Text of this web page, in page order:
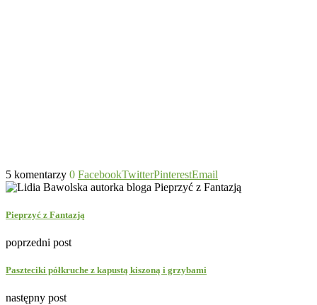
5 komentarzy 0 FacebookTwitterPinterestEmail
Pieprzyć z Fantazją
poprzedni post
Paszteciki półkruche z kapustą kiszoną i grzybami
następny post